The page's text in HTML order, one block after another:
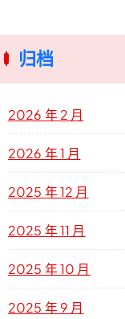
归档
2026 年 2 月
2026 年 1 月
2025 年 12 月
2025 年 11 月
2025 年 10 月
2025 年 9 月